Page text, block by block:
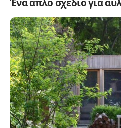
Ένα απλό σχέδιο για